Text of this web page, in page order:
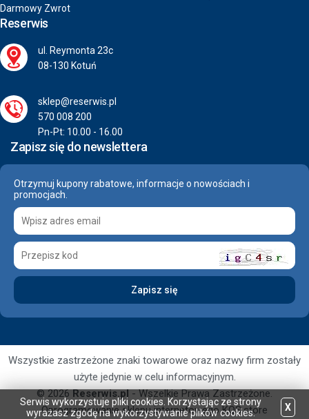
Darmowy Zwrot
Reserwis
ul. Reymonta 23c
08-130 Kotuń
sklep@reserwis.pl
570 008 200
Pn-Pt: 10.00 - 16.00
Zapisz się do newslettera
Otrzymuj kupony rabatowe, informacje o nowościach i
promocjach.
Wszystkie zastrzeżone znaki towarowe oraz nazwy firm zostały
użyte jedynie w celu informacyjnym.
© 2026Reserwis.pl- Wszelkie Prawa Zastrzeżone.
Oprogramowanie sklepu internetowegoKQS.store
Serwis wykorzystuje pliki cookies. Korzystając ze strony
wyrażasz zgodę na wykorzystywanie plików cookies.
X